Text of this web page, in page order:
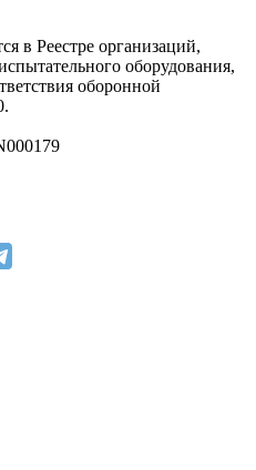
Реестре организаций,
оборудования,
оборонной